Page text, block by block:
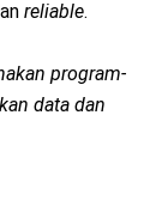
reliable.
program-
data dan